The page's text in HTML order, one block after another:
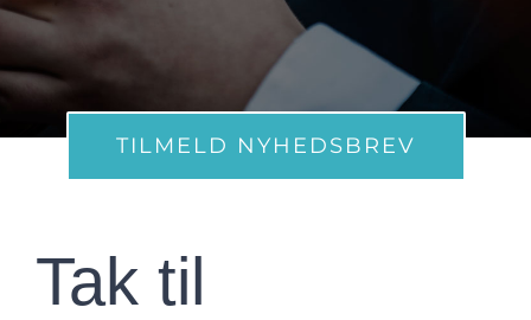
TILMELD NYHEDSBREV
Tak til